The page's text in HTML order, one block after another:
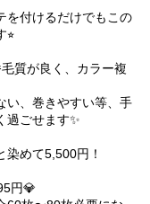
を付けるだけでもこの
⭐︎
質が良く、カラー複
い、巻きやすい等、手
過ごせます✨
染めて5,500円！
円💎